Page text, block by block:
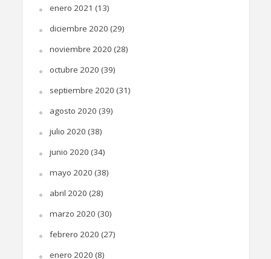
enero 2021 (13)
diciembre 2020 (29)
noviembre 2020 (28)
octubre 2020 (39)
septiembre 2020 (31)
agosto 2020 (39)
julio 2020 (38)
junio 2020 (34)
mayo 2020 (38)
abril 2020 (28)
marzo 2020 (30)
febrero 2020 (27)
enero 2020 (8)